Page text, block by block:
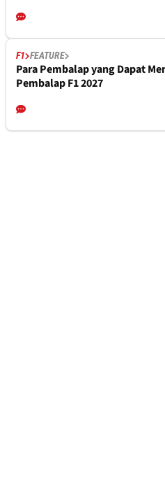
F1 FEATURE
Para Pembalap yang Dapat
Pembalap F1 2027